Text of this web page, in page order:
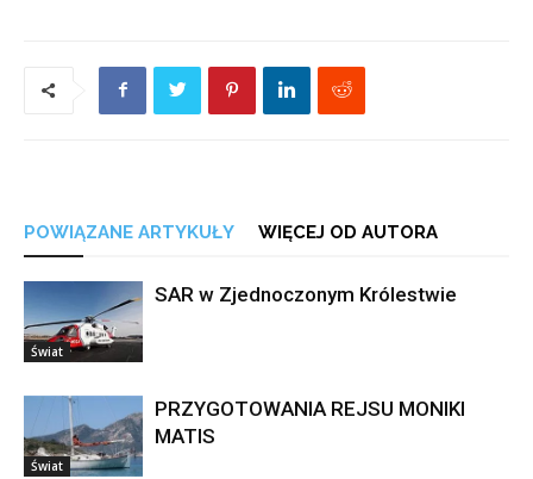
POWIĄZANE ARTYKUŁY WIĘCEJ OD AUTORA
Świat
SAR w Zjednoczonym Królestwie
Świat
PRZYGOTOWANIA REJSU MONIKI
MATIS